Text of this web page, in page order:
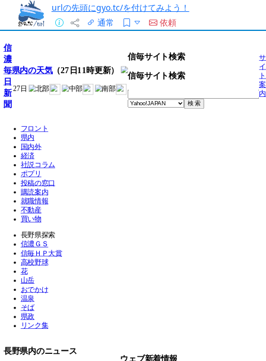
urlの先頭にgyo.tc/を付けてみよう！
通常
依頼